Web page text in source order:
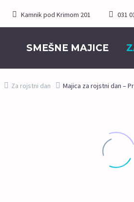
Kamnik pod Krimom 201 031
SMEŠNE MAJICE
Za rojstni dan Majica za rojstni dan –